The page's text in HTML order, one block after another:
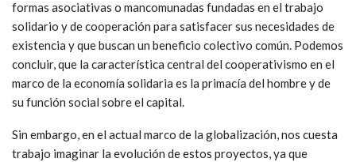
formas asociativas o mancomunadas fundadas en el trabajo
solidario y de cooperación para satisfacer sus necesidades de
existencia y que buscan un beneficio colectivo común. Podemos
concluir, que la característica central del cooperativismo en el
marco de la economía solidaria es la primacía del hombre y de
su función social sobre el capital.
Sin embargo, en el actual marco de la globalización, nos cuesta
trabajo imaginar la evolución de estos proyectos, ya que